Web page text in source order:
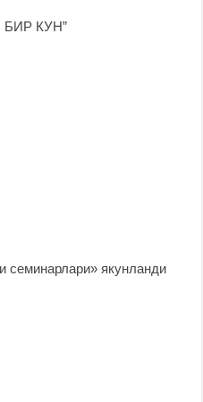
КУН”
семинарлари» якунланди